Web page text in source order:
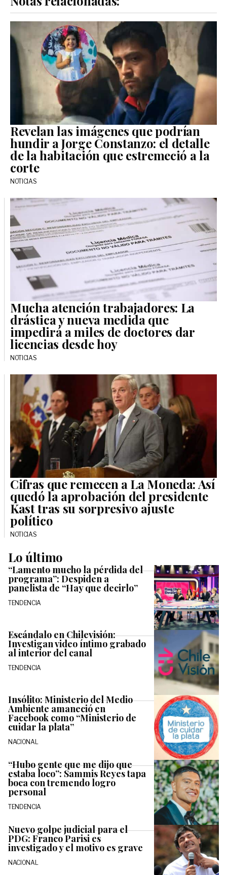
Revelan las imágenes que podrían
hundir a Jorge Constanzo: el detalle
de la habitación que estremeció a la
corte
NOTICIAS
Mucha atención trabajadores: La
drástica y nueva medida que
impedirá a miles de doctores dar
licencias desde hoy
NOTICIAS
Cifras que remecen a La Moneda: Así
quedó la aprobación del presidente
Kast tras su sorpresivo ajuste
político
NOTICIAS
Lo último
“Lamento mucho la pérdida del
programa”: Despiden a
panelista de “Hay que decirlo”
TENDENCIA
Escándalo en Chilevisión:
Investigan video íntimo grabado
al interior del canal
TENDENCIA
Insólito: Ministerio del Medio
Ambiente amaneció en
Facebook como “Ministerio de
cuidar la plata”
NACIONAL
“Hubo gente que me dijo que
estaba loco”: Sammis Reyes tapa
boca con tremendo logro
personal
TENDENCIA
Nuevo golpe judicial para el
PDG: Franco Parisi es
investigado y el motivo es grave
NACIONAL